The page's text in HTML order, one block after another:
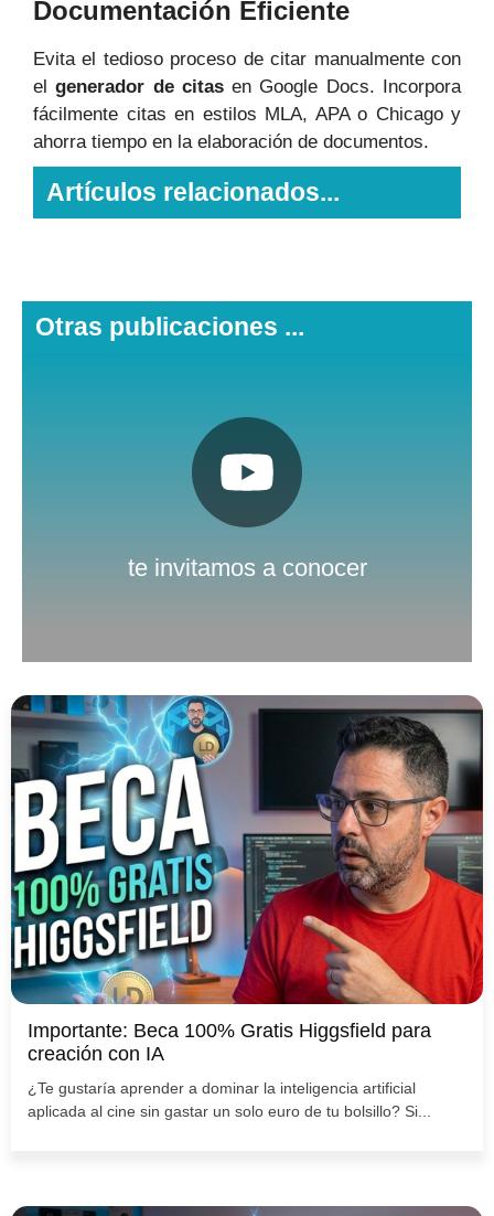
Documentación Eficiente
Evita el tedioso proceso de citar manualmente con
elgenerador de citasen Google Docs. Incorpora
fácilmente citas en estilos MLA, APA o Chicago y
ahorra tiempo en la elaboración de documentos.
Artículos relacionados...
Otras publicaciones ...
te invitamos a conocer
Pulsa aquí
Importante: Beca 100% Gratis Higgsfield para
creación con IA
¿Te gustaría aprender a dominar la inteligencia artificial
aplicada al cine sin gastar un solo euro de tu bolsillo? Si...